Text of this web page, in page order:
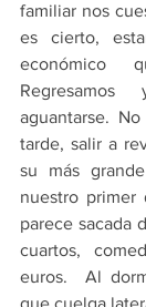
familiar nos
es cierto,
económico
aguantarse.
tarde, salir a
su más
nuestro primer
parece sacada
cuartos,
euros.  Al
que cuelga